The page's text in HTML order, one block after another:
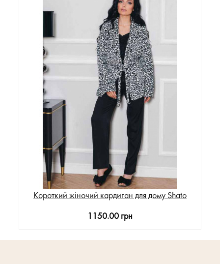
Короткий жіночий кардиган для дому Shato
1150.00 грн